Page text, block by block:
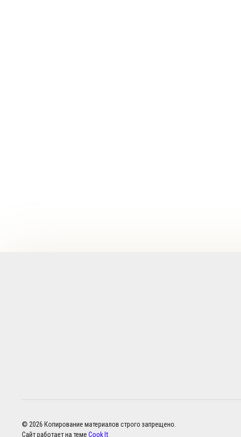
© 2026 Копирование материалов строго запрещено.
Сайт работает на теме Cook It